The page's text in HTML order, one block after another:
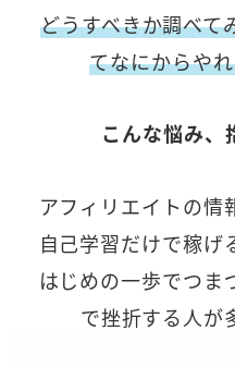
どうすべきか調べて
てなにからや
こんな悩み、
アフィリエイトの情
自己学習だけで稼げ
はじめの一歩でつま
で挫折する人が